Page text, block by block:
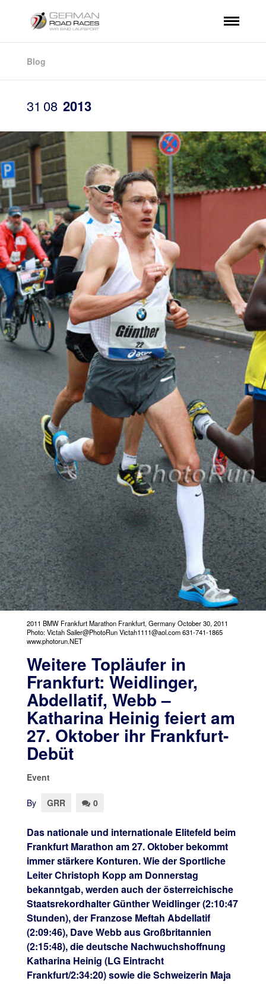
Blog
31 08 2013
2011 BMW Frankfurt Marathon Frankfurt, Germany October 30, 2011
Photo: Victah Sailer@PhotoRun Victah1111@aol.com 631-741-1865
www.photorun.NET
Weitere Topläufer in
Frankfurt: Weidlinger,
Abdellatif, Webb –
Katharina Heinig feiert am
27. Oktober ihr Frankfurt-
Debüt
Event
By GRR 0
Das nationale und internationale Elitefeld beim
Frankfurt Marathon am 27. Oktober bekommt
immer stärkere Konturen. Wie der Sportliche
Leiter Christoph Kopp am Donnerstag
bekanntgab, werden auch der österreichische
Staatsrekordhalter Günther Weidlinger (2:10:47
Stunden), der Franzose Meftah Abdellatif
(2:09:46), Dave Webb aus Großbritannien
(2:15:48), die deutsche Nachwuchshoffnung
Katharina Heinig (LG Eintracht
Frankfurt/2:34:20) sowie die Schweizerin Maja